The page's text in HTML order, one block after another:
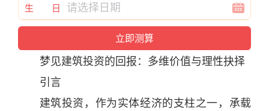
生 日
梦见建筑投资的回报：多维价值与理性抉择
引言
建筑投资，作为实体经济的支柱之一，承载